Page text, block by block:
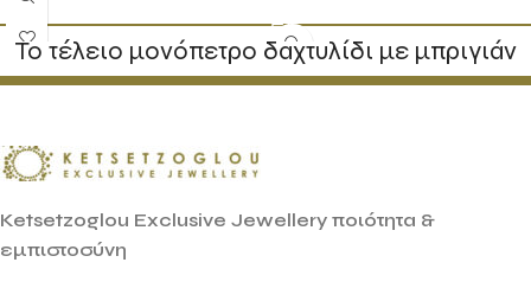
Το τέλειο μονόπετρο δαχτυλίδι με μπριγιάν
Ketsetzoglou Exclusive Jewellery ποιότητα &
εμπιστοσύνη